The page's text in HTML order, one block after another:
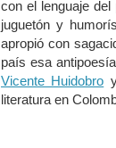
con el lenguaje
juguetón y
apropió con
país esa
Vicente Huidobro
literatura en